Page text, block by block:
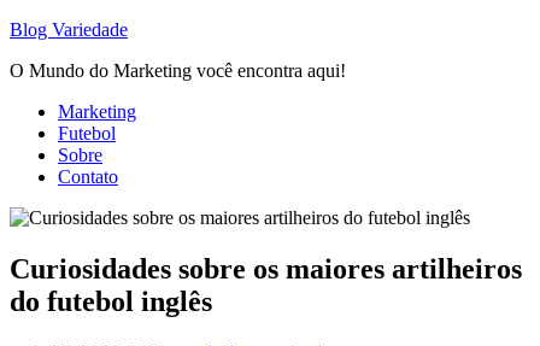
Blog Variedade
O Mundo do Marketing você encontra aqui!
Marketing
Futebol
Sobre
Contato
Curiosidades sobre os maiores artilheiros
do futebol inglês